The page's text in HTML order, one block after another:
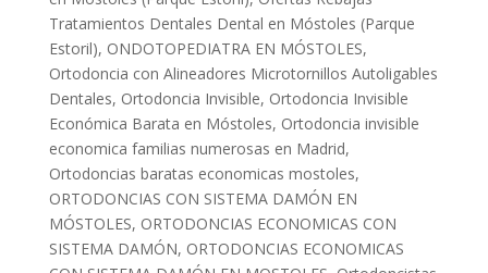
Tratamientos Dentales Dental en Móstoles (Parque
Estoril), ONDOTOPEDIATRA EN MÓSTOLES,
Ortodoncia con Alineadores Microtornillos Autoligables
Dentales, Ortodoncia Invisible, Ortodoncia Invisible
Económica Barata en Móstoles, Ortodoncia invisible
economica familias numerosas en Madrid,
Ortodoncias baratas economicas mostoles,
ORTODONCIAS CON SISTEMA DAMÓN EN
MÓSTOLES, ORTODONCIAS ECONOMICAS CON
SISTEMA DAMÓN, ORTODONCIAS ECONOMICAS